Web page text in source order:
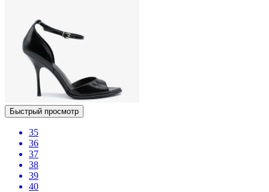
Быстрый просмотр
35
36
37
38
39
40